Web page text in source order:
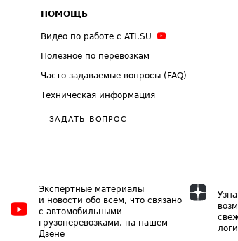
ПОМОЩЬ
Видео по работе с ATI.SU
Полезное по перевозкам
Часто задаваемые вопросы (FAQ)
Техническая информация
ЗАДАТЬ ВОПРОС
Экспертные материалы
и новости обо всем, что связано
с автомобильными
грузоперевозками, на нашем
Дзене